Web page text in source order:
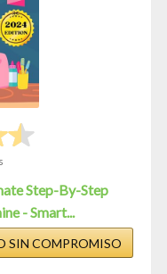
Step-By-Step
- Smart...
SIN COMPROMISO